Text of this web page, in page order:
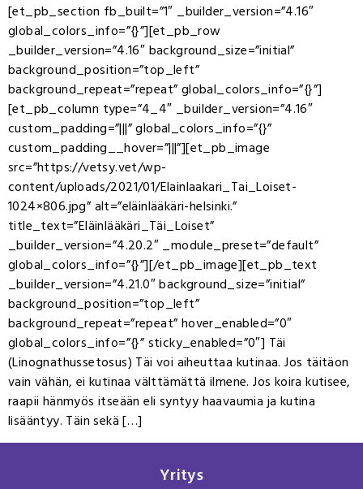
[et_pb_section fb_built=”1″ _builder_version=”4.16″
global_colors_info=”{}”][et_pb_row
_builder_version=”4.16″ background_size=”initial”
background_position=”top_left”
background_repeat=”repeat” global_colors_info=”{}”]
[et_pb_column type=”4_4″ _builder_version=”4.16″
custom_padding=”|||” global_colors_info=”{}”
custom_padding__hover=”|||”][et_pb_image
src=”https://vetsy.vet/wp-
content/uploads/2021/01/Elainlaakari_Tai_Loiset-
1024×806.jpg” alt=”eläinlääkäri-helsinki.”
title_text=”Eläinlääkäri_Täi_Loiset”
_builder_version=”4.20.2″ _module_preset=”default”
global_colors_info=”{}”][/et_pb_image][et_pb_text
_builder_version=”4.21.0″ background_size=”initial”
background_position=”top_left”
background_repeat=”repeat” hover_enabled=”0″
global_colors_info=”{}” sticky_enabled=”0″] Täi
(Linognathussetosus) Täi voi aiheuttaa kutinaa. Jos täitäon
vain vähän, ei kutinaa välttämättä ilmene. Jos koira kutisee,
raapii hänmyös itseään eli syntyy haavaumia ja kutina
lisääntyy. Täin sekä […]
Yritys